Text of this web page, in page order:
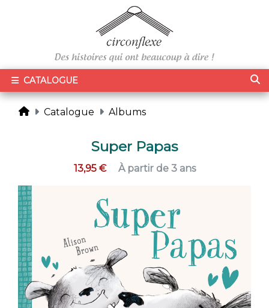
CATALOGUE
Catalogue Albums
Super Papas
13,95 € À partir de 3 ans